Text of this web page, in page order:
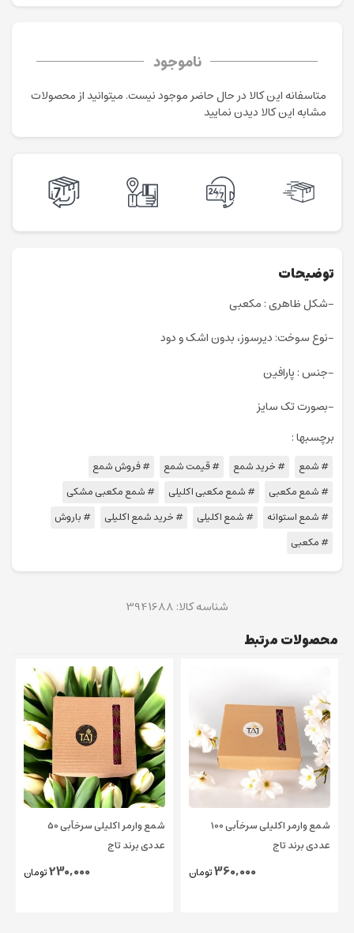
ناموجود
متاسفانه این کالا در حال حاضر موجود نیست. می‍توانید از محصولات
مشابه این کالا دیدن نمایید
توضیحات
-شکل ظاهری : مکعبی
-نوع سوخت: دیرسوز، بدون اشک و دود
-جنس : پارافین
-بصورت تک سایز
برچسبها :
# شمع # خرید شمع # قیمت شمع
# فروش شمع
# شمع مکعبی
# شمع مکعبی اکلیلی
# شمع مکعبی مشکی
# شمع استوانه
# شمع اکلیلی # خرید شمع اکلیلی
# باروش
# مکعبی
شناسه کالا: 3941688
محصولات مرتبط
شمع وارمر اکلیلی سرخآبی 100
عددی برند تاج
360,000تومان
شمع وارمر اکلیلی سرخآبی 50
عددی برند تاج
230,000تومان